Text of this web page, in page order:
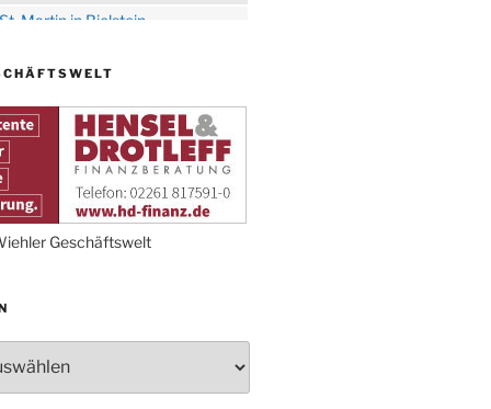
Martin in Bielstein
der Tollitäten
Bielsteiner Männerchor
am Ehrenmal
an der
Kirche
Frauenchor
im Ev. Gemeindehaus
Burghaus
rund um die
Geschäftswelt